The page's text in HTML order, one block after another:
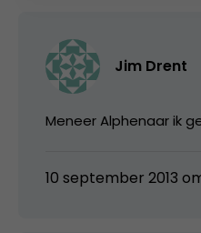
Jim Drent
Meneer Alphenaar ik
10 september 2013